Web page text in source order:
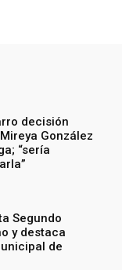
decisión
González
“sería
Segundo
y destaca
de